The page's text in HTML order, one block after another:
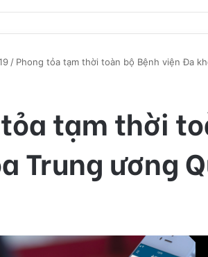
/ Phong tỏa tạm thời toàn bộ Bệnh viện Đa
tạm thời
Trung ương